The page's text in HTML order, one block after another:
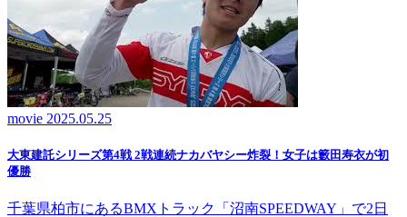
movie 2025.05.25
大東建託シリーズ第4戦 2戦連続ナカバヤシー炸裂！女子は籔田寿衣が初
優勝
千葉県柏市にあるBMXトラック「沼南SPEEDWAY」で2日